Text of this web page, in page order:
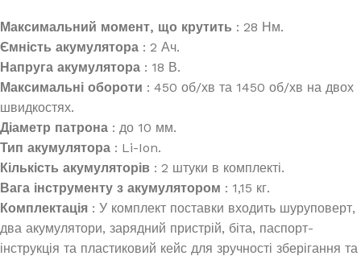
Максимальний момент, що крутить : 28 Нм.
Ємність акумулятора : 2 Ач.
Напруга акумулятора : 18 В.
Максимальні обороти : 450 об/хв та 1450 об/хв на двох
швидкостях.
Діаметр патрона : до 10 мм.
Тип акумулятора : Li-Ion.
Кількість акумуляторів : 2 штуки в комплекті.
Вага інструменту з акумулятором : 1,15 кг.
Комплектація : У комплект поставки входить шуруповерт,
два акумулятори, зарядний пристрій, біта, паспорт-
інструкція та пластиковий кейс для зручності зберігання та